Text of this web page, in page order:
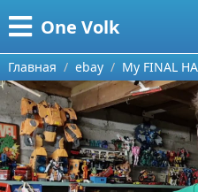
One Volk
Меню
Главная
Категории
Видео приколы
Видео про игры
Поиск
О проекте
Главная ebay My FINAL